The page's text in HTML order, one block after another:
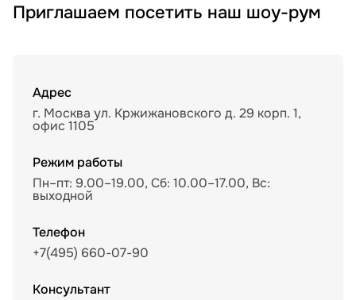
Приглашаем посетить наш шоу-рум
Адрес
г. Москва ул. Кржижановского д. 29 корп. 1,
офис 1105
Режим работы
Пн–пт: 9.00–19.00, Сб: 10.00–17.00, Вс:
выходной
Телефон
+7(495) 660-07-90
Консультант